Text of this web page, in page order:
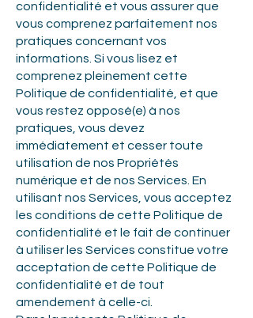
confidentialité et vous assurer que
vous comprenez parfaitement nos
pratiques concernant vos
informations. Si vous lisez et
comprenez pleinement cette
Politique de confidentialité, et que
vous restez opposé(e) à nos
pratiques, vous devez
immédiatement et cesser toute
utilisation de nos Propriétés
numérique et de nos Services. En
utilisant nos Services, vous acceptez
les conditions de cette Politique de
confidentialité et le fait de continuer
à utiliser les Services constitue votre
acceptation de cette Politique de
confidentialité et de tout
amendement à celle-ci.